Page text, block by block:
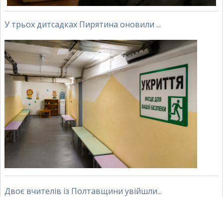
У трьох дитсадках Пирятина оновили ...
Двоє вчителів із Полтавщини увійшли...